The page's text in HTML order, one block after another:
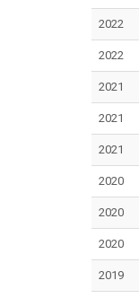
2022
2022
2021
2021
2021
2020
2020
2020
2019